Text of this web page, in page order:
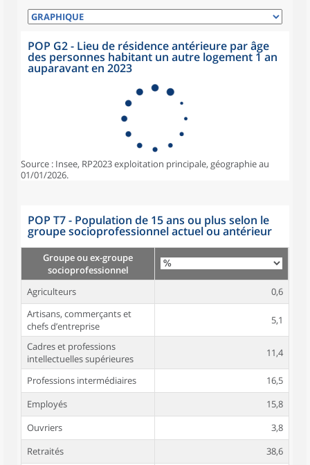
POP G2 - Lieu de résidence antérieure par âge
des personnes habitant un autre logement 1 an
auparavant en 2023
Source : Insee, RP2023 exploitation principale, géographie au
01/01/2026.
POP T7 - Population de 15 ans ou plus selon le
groupe socioprofessionnel actuel ou antérieur
Groupe ou ex-groupe
socioprofessionnel
Agriculteurs
0,6
Artisans, commerçants et
chefs d’entreprise
5,1
Cadres et professions
intellectuelles supérieures
11,4
Professions intermédiaires
16,5
Employés
15,8
Ouvriers
3,8
Retraités
38,6